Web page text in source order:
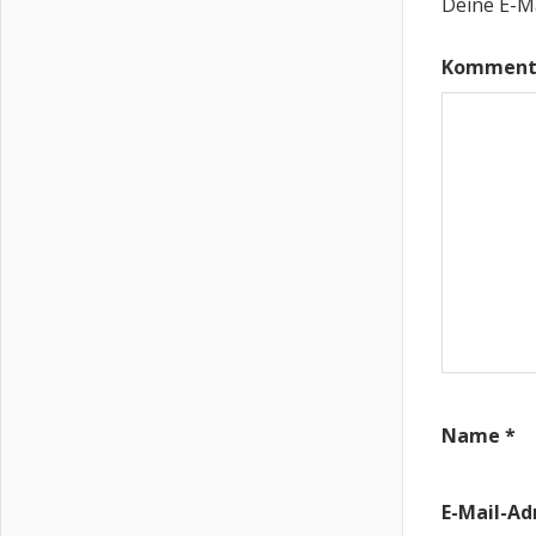
Name *
E-Mail-